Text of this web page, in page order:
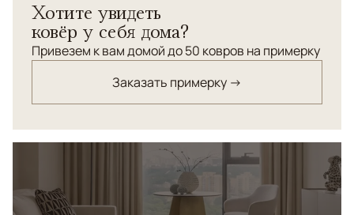
орнаментом. Орнамент (или принт) реализован за
счёт разноуровневой стрижки ворса. Ковер без
помпезности подчеркнёт изысканность и статус
Хотите увидеть
ковёр у себя дома?
Привезем к вам домой до 50 ковров на примерку
Заказать примерку →